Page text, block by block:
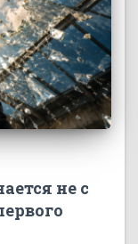
не с